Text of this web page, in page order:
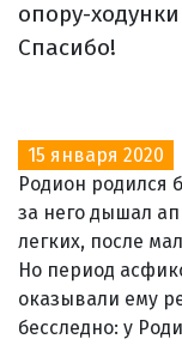
опору-
Спасибо!
15 января 2020
Родион родился
за него дышал
легких, после
Но период
оказывали ему
бесследно: у